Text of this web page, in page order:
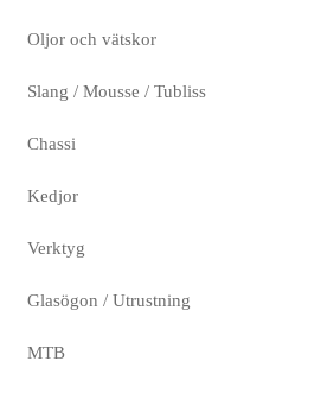
Oljor och vätskor
Slang / Mousse / Tubliss
Chassi
Kedjor
Verktyg
Glasögon / Utrustning
MTB